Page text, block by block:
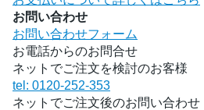
お問い合わせ
お問い合わせフォーム
お電話からのお問合せ
ネットでご注文を検討のお客様
tel: 0120-252-353
ネットでご注文後のお問い合わせ